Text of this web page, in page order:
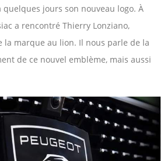
quelques jours son nouveau logo. À
a rencontré Thierry Lonziano,
la marque au lion. Il nous parle de la
de ce nouvel emblème, mais aussi